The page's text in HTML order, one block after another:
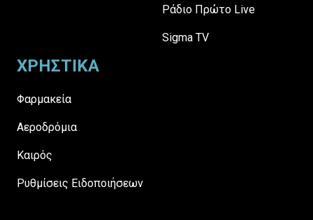
Ράδιο Πρώτο Live
Sigma TV
ΧΡΗΣΤΙΚΑ
Φαρμακεία
Αεροδρόμια
Καιρός
Ρυθμίσεις Ειδοποιήσεων